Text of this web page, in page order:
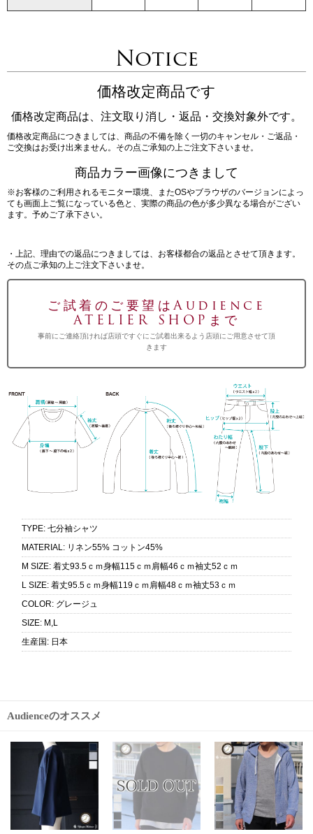
Notice
価格改定商品です
価格改定商品は、注文取り消し・返品・交換対象外です。
価格改定商品につきましては、商品の不備を除く一切のキャンセル・ご返品・
ご交換はお受け出来ません。その点ご承知の上ご注文下さいませ。
商品カラー画像につきまして
※お客様のご利用されるモニター環境、またOSやブラウザのバージョンによっ
ても画面上ご覧になっている色と、実際の商品の色が多少異なる場合がござい
ます。予めご了承下さい。
・上記、理由での返品につきましては、お客様都合の返品とさせて頂きます。
その点ご承知の上ご注文下さいませ。
ご試着のご要望はAudience
ATELIER SHOPまで
事前にご連絡頂ければ店頭ですぐにご試着出来るよう店頭にご用意させて頂
きます
TYPE: 七分袖シャツ
MATERIAL: リネン55% コットン45%
M SIZE: 着丈93.5ｃｍ身幅115ｃｍ肩幅46ｃｍ袖丈52ｃｍ
L SIZE: 着丈95.5ｃｍ身幅119ｃｍ肩幅48ｃｍ袖丈53ｃｍ
COLOR: グレージュ
SIZE: M,L
生産国 : 日本
Audienceのオススメ